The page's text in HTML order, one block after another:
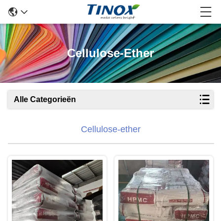
Cellulose-Ether
Alle Categorieën
Cellulose-ether